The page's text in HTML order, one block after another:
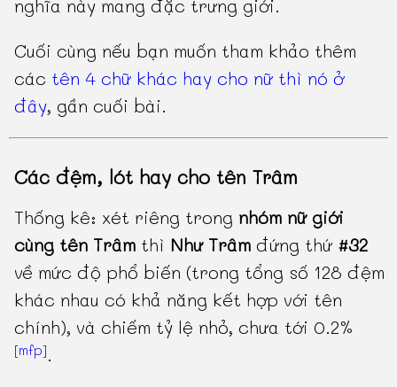
nghĩa này mang đặc trưng giới.
Cuối cùng nếu bạn muốn tham khảo thêm
các tên 4 chữ khác hay cho nữ thì nó ở
đây, gần cuối bài.
Các đệm, lót hay cho tên Trâm
Thống kê: xét riêng trong nhóm nữ giới
cùng tên Trâm thì Như Trâm đứng thứ #32
về mức độ phổ biến (trong tổng số 128 đệm
khác nhau có khả năng kết hợp với tên
chính), và chiếm tỷ lệ nhỏ, chưa tới 0.2%
[mfp].